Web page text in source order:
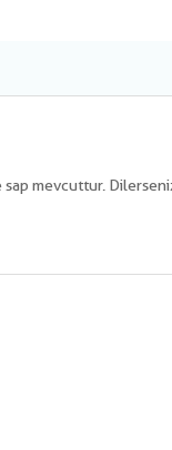
mevcuttur. Dilerseniz